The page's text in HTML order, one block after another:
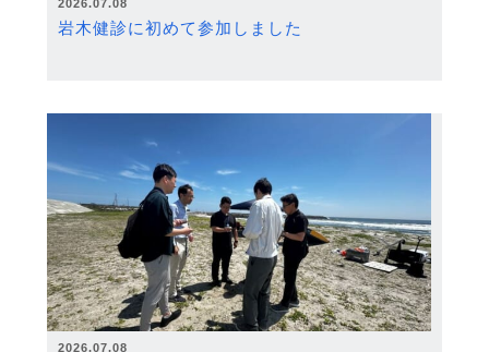
2026.07.08
岩木健診に初めて参加しました
2026.07.08